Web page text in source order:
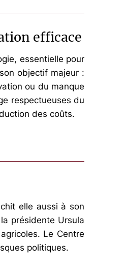
efficace
essentielle pour
objectif majeur :
ou du manque
respectueuses du
des coûts.
elle aussi à son
présidente Ursula
Le Centre
politiques.